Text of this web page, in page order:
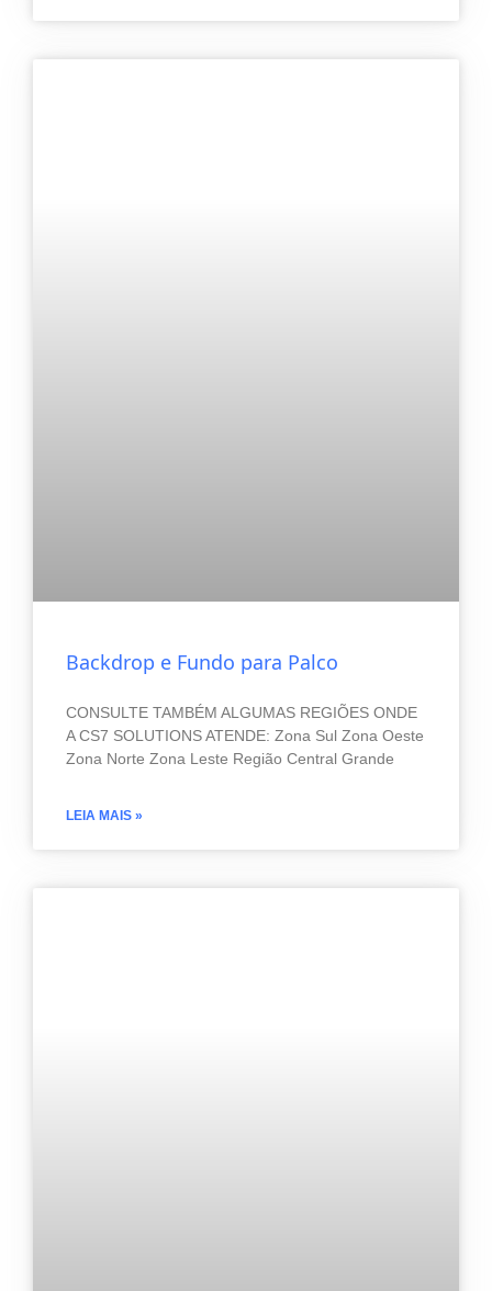
Backdrop e Fundo para Palco
CONSULTE TAMBÉM ALGUMAS REGIÕES ONDE
A CS7 SOLUTIONS ATENDE: Zona Sul Zona Oeste
Zona Norte Zona Leste Região Central Grande
LEIA MAIS »